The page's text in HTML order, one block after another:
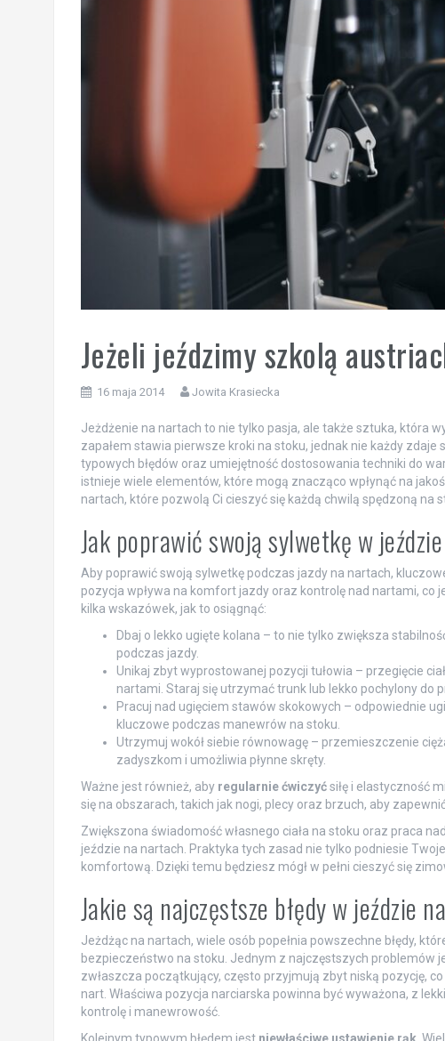
Jeżeli jeździmy szkolą
16 maja 2014 Jowita Krasiecka
Jeżdżenie na nartach to nie tylko pasja, ale także sztuka, która
zapałem stawia pierwsze kroki na stoku, jednak nie każdy
typowych błędów oraz umiejętność dostosowania techniki do
istnieje wiele elementów, które mogą znacząco wpłynąć na
nartach, które pozwolą Ci cieszyć się każdą chwilą spędzoną na
Jak poprawić swoją sylwetkę w
Aby poprawić swoją sylwetkę podczas jazdy na nartach,
pozycja wpływa na komfort jazdy oraz kontrolę nad nartami, co
kilka wskazówek, jak to osiągnąć:
Dbaj o lekko ugięte kolana – to nie tylko zwiększa
podczas jazdy.
Unikaj zbyt wyprostowanej pozycji tułowia – przegięcie
nartami. Staraj się utrzymać trunk lub lekko pochylony do
Pracuj nad ugięciem stawów skokowych – odpowiednie
kluczowe podczas manewrów na stoku.
Utrzymuj wokół siebie równowagę – przemieszczenie
zadyszkom i umożliwia płynne skręty.
Ważne jest również, aby regularnie ćwiczyćsiłę i elastyczność
się na obszarach, takich jak nogi, plecy oraz brzuch, aby
Zwiększona świadomość własnego ciała na stoku oraz praca
jeździe na nartach. Praktyka tych zasad nie tylko podniesie
komfortową. Dzięki temu będziesz mógł w pełni cieszyć się
Jakie są najczęstsze błędy w jeździe
Jeżdżąc na nartach, wiele osób popełnia powszechne błędy,
bezpieczeństwo na stoku. Jednym z najczęstszych problemów
zwłaszcza początkujący, często przyjmują zbyt niską pozycję,
nart. Właściwa pozycja narciarska powinna być wyważona, z
kontrolę i manewrowość.
Kolejnym typowym błędem jest niewłaściwe ustawienie rąk.